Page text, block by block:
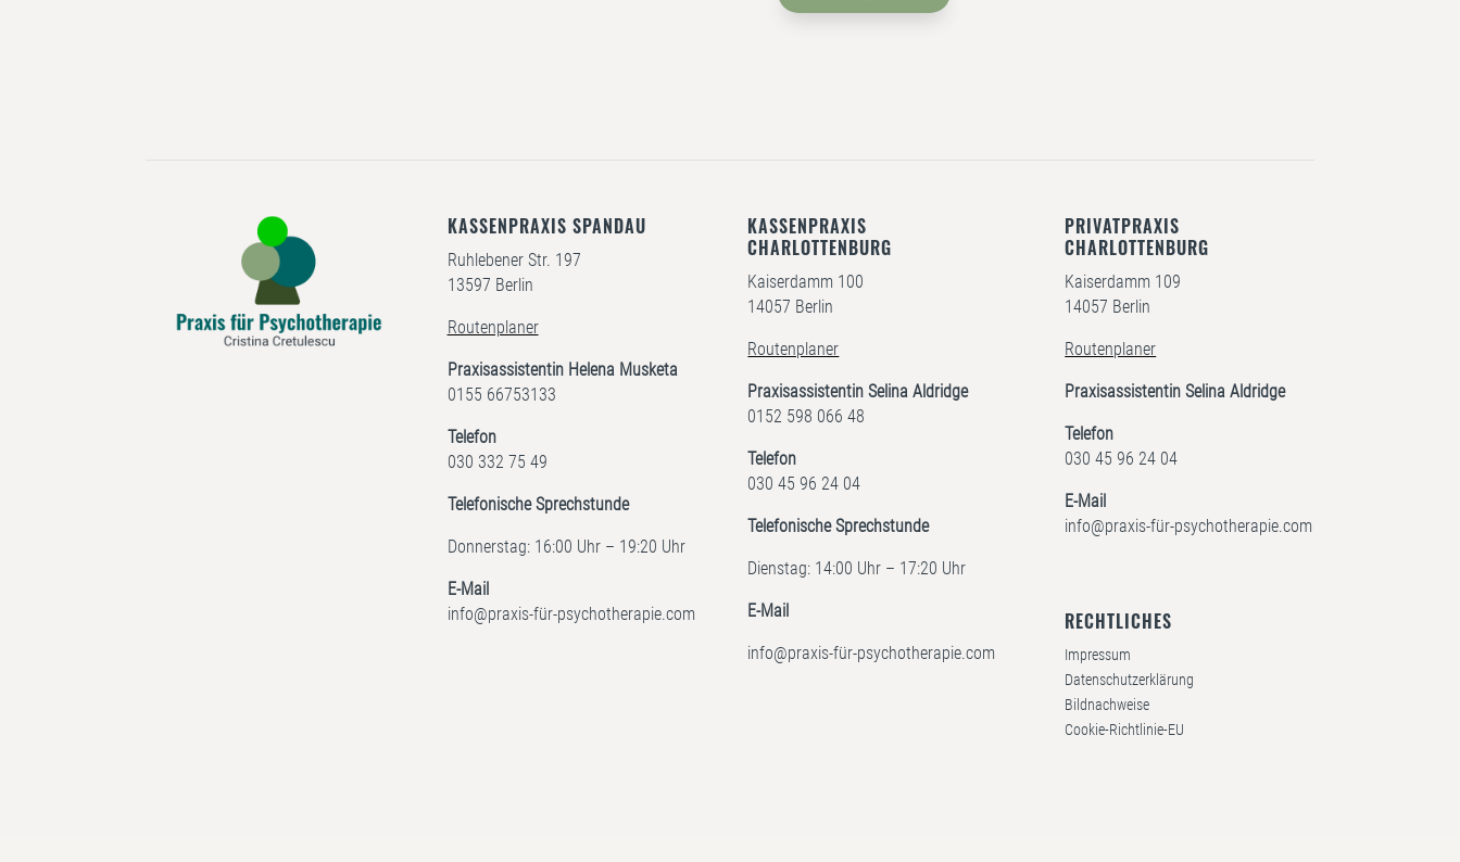
KASSENPRAXIS SPANDAU
Ruhlebener Str. 197
13597 Berlin
Routenplaner
Praxisassistentin Helena Musketa
0155 66753133
Telefon
030 332 75 49
Telefonische Sprechstunde
Donnerstag: 16:00 Uhr – 19:20 Uhr
E-Mail
info@praxis-für-psychotherapie.com
KASSENPRAXIS
CHARLOTTENBURG
Kaiserdamm 100
14057 Berlin
Routenplaner
Praxisassistentin Selina Aldridge
0152 598 066 48
Telefon
030 45 96 24 04
Telefonische Sprechstunde
Dienstag: 14:00 Uhr – 17:20 Uhr
E-Mail
info@praxis-für-psychotherapie.com
PRIVATPRAXIS
CHARLOTTENBURG
Kaiserdamm 109
14057 Berlin
Routenplaner
Praxisassistentin Selina Aldridge
Telefon
030 45 96 24 04
E-Mail
info@praxis-für-psychotherapie.com
RECHTLICHES
Impressum
Datenschutzerklärung
Bildnachweise
Cookie-Richtlinie-EU